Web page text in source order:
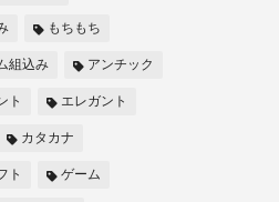
もちもち
組込み アンチック
ト エレガント
カタカナ
ト ゲーム